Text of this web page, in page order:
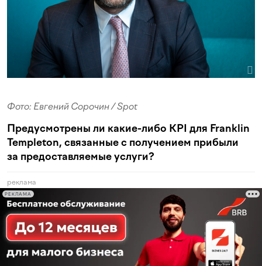
Фото: Евгений Сорочин / Spot
Предусмотрены ли какие-либо KPI для Franklin
Templeton, связанные с получением прибыли
за предоставляемые услуги?
реклама
РЕКЛАМА